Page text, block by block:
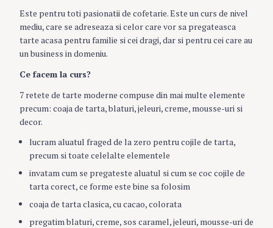
Este pentru toti pasionatii de cofetarie. Este un curs de nivel
mediu, care se adreseaza si celor care vor sa pregateasca
tarte acasa pentru familie si cei dragi, dar si pentru cei care au
un business in domeniu.
Ce facem la curs?
7 retete de tarte moderne compuse din mai multe elemente
precum: coaja de tarta, blaturi, jeleuri, creme, mousse-uri si
decor.
lucram aluatul fraged de la zero pentru cojile de tarta,
precum si toate celelalte elementele
invatam cum se pregateste aluatul si cum se coc cojile de
tarta corect, ce forme este bine sa folosim
coaja de tarta clasica, cu cacao, colorata
pregatim blaturi, creme, sos caramel, jeleuri, mousse-uri de